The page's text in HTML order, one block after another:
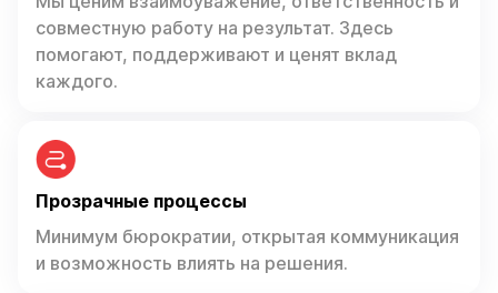
совместную работу на результат. Здесь
помогают, поддерживают и ценят вклад
каждого.
Прозрачные процессы
Минимум бюрократии, открытая коммуникация
и возможность влиять на решения.